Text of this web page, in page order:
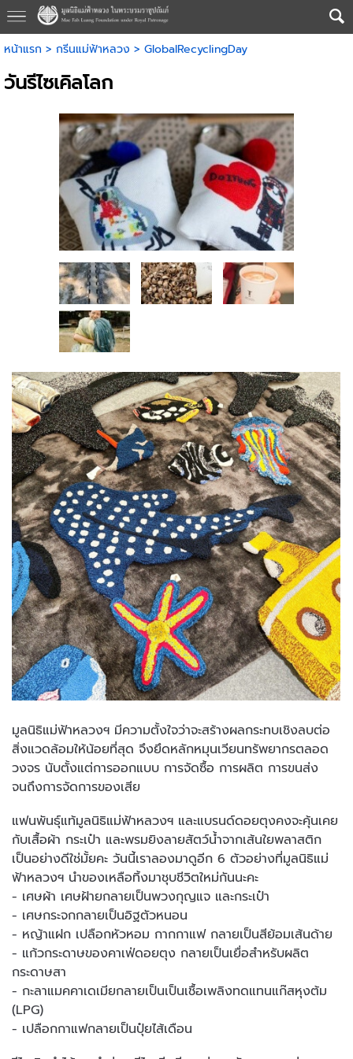
หน้าแรก > กรีนแม่ฟ้าหลวง > GlobalRecyclingDay
วันรีไซเคิลโลก
มูลนิธิแม่ฟ้าหลวงฯ มีความตั้งใจว่าจะสร้างผลกระทบเชิงลบต่อ
สิ่งแวดล้อมให้น้อยที่สุด จึงยึดหลักหมุนเวียนทรัพยากรตลอด
วงจร นับตั้งแต่การออกแบบ การจัดซื้อ การผลิต การขนส่ง
จนถึงการจัดการของเสีย
แฟนพันธุ์แท้มูลนิธิแม่ฟ้าหลวงฯ และแบรนด์ดอยตุงคงจะคุ้นเคย
กับเสื้อผ้า กระเป๋า และพรมยิงลายสัตว์น้ำจากเส้นใยพลาสติก
เป็นอย่างดีใช่มั้ยคะ วันนี้เราลองมาดูอีก 6 ตัวอย่างที่มูลนิธิแม่
ฟ้าหลวงฯ นำของเหลือทิ้งมาชุบชีวิตใหม่กันนะคะ
- เศษผ้า เศษฝ้ายกลายเป็นพวงกุญแจ และกระเป๋า
- เศษกระจกกลายเป็นอิฐตัวหนอน
- หญ้าแฝก เปลือกหัวหอม กากกาแฟ กลายเป็นสีย้อมเส้นด้าย
- แก้วกระดาษของคาเฟ่ดอยตุง กลายเป็นเยื่อสำหรับผลิต
กระดาษสา
- กะลาแมคคาเดเมียกลายเป็นเป็นเชื้อเพลิงทดแทนแก๊สหุงต้ม
(LPG)
- เปลือกกาแฟกลายเป็นปุ๋ยไส้เดือน